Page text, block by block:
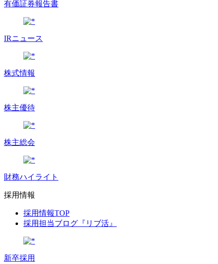
有価証券報告書
IRニュース
株式情報
株主優待
株主総会
財務ハイライト
採用情報
採用情報TOP
採用担当ブログ『リブ活』
新卒採用